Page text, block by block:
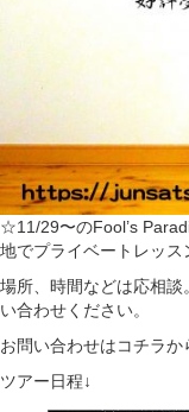
☆11/29〜のFool’s
地でプライベートレッス
場所、時間などは応相
い合わせください。
お問い合わせはコチラ
ツアー日程↓